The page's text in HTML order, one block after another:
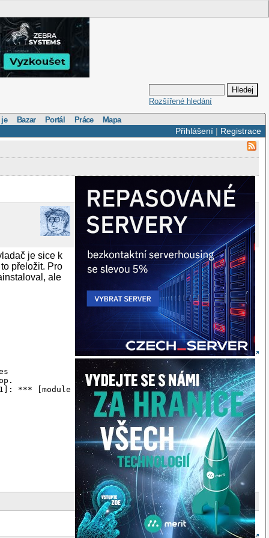
Rozšířené hledání
je Bazar Portál Práce Mapa
Přihlášení| Registrace
je sice k
přeložit. Pro
ale
*** [modules] Error 2